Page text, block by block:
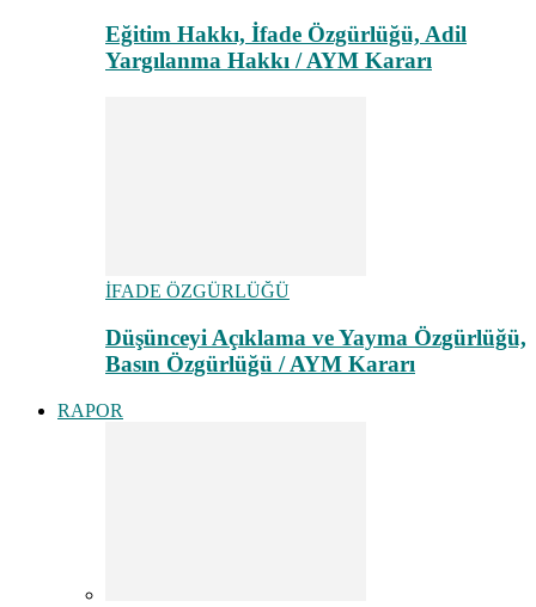
Eğitim Hakkı, İfade Özgürlüğü, Adil
Yargılanma Hakkı / AYM Kararı
İFADE ÖZGÜRLÜĞÜ
Düşünceyi Açıklama ve Yayma Özgürlüğü,
Basın Özgürlüğü / AYM Kararı
RAPOR